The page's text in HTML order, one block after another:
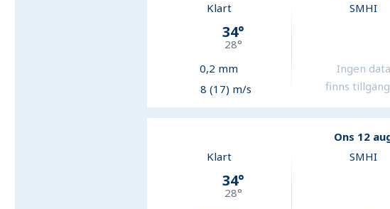
Klart
34°
28°
0,2 mm
8 (17) m/s
SMHI
Ingen data
finns
Ons 12
Klart
34°
28°
SMHI